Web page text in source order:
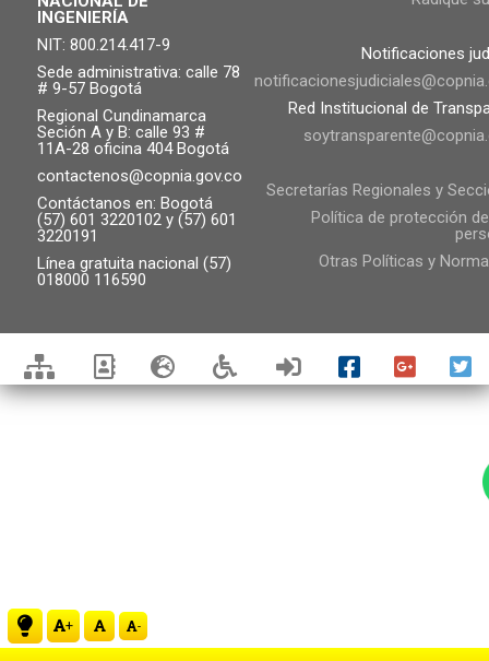
+ -
INGENIERÍA
NIT: 800.214.417-9
Sede administrativa: calle 78
# 9-57 Bogotá
Regional Cundinamarca
Seción A y B: calle 93 #
11A-28 oficina 404 Bogotá
contactenos@copnia.gov.co
Contáctanos en: Bogotá
(57) 601 3220102 y (57) 601
3220191
Línea gratuita nacional (57)
018000 116590
Notificaciones
Red Institucional de
Secretarías Regionales y
Política de protección
Otras Políticas y